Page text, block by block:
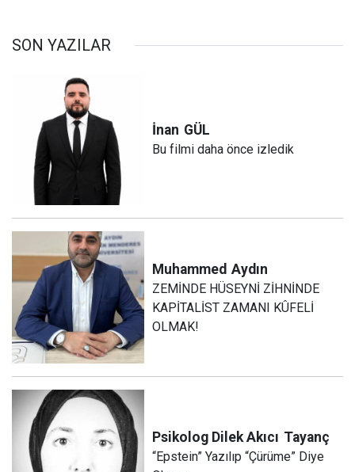
SON YAZILAR
İnan GÜL
Bu filmi daha önce izledik
Muhammed Aydın
ZEMİNDE HÜSEYNİ ZİHNİNDE
KAPİTALİST ZAMANI KÛFELİ
OLMAK!
Psikolog Dilek Akıcı Tayanç
“Epstein” Yazılıp “Çürüme” Diye